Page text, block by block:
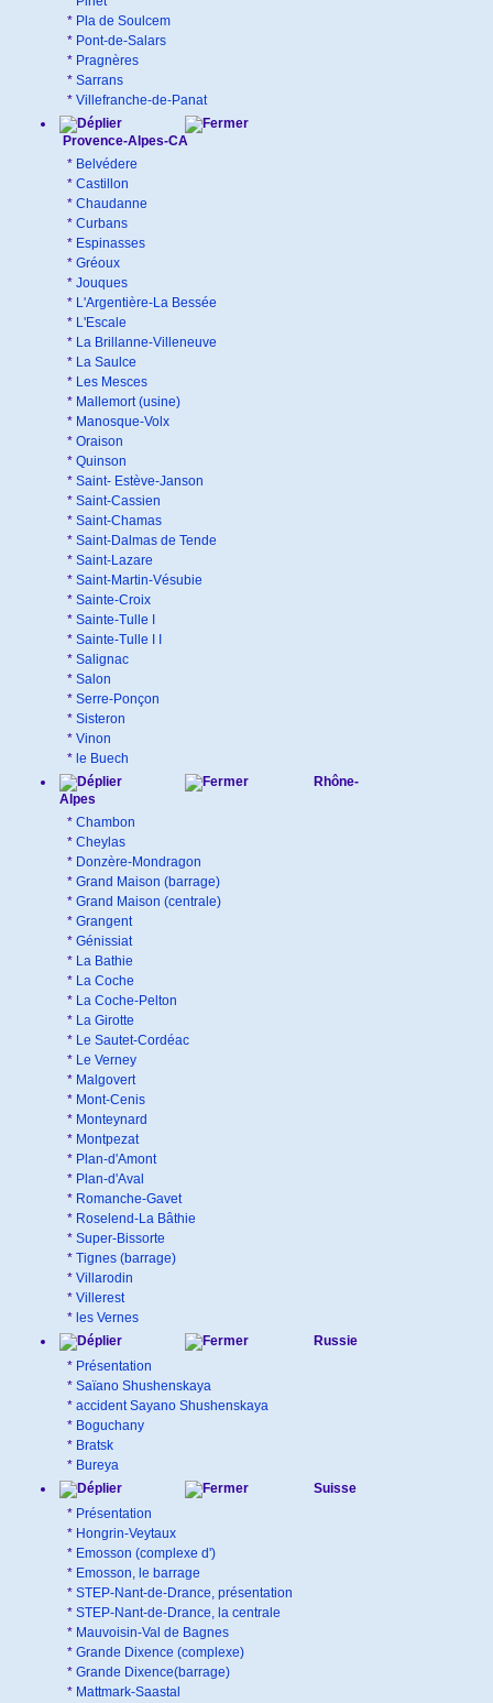
* Pla de Soulcem
* Pont-de-Salars
* Pragnères
* Sarrans
* Villefranche-de-Panat
Provence-Alpes-CA
* Belvédere
* Castillon
* Chaudanne
* Curbans
* Espinasses
* Gréoux
* Jouques
* L'Argentière-La Bessée
* L'Escale
* La Brillanne-Villeneuve
* La Saulce
* Les Mesces
* Mallemort (usine)
* Manosque-Volx
* Oraison
* Quinson
* Saint- Estève-Janson
* Saint-Cassien
* Saint-Chamas
* Saint-Dalmas de Tende
* Saint-Lazare
* Saint-Martin-Vésubie
* Sainte-Croix
* Sainte-Tulle I
* Sainte-Tulle I I
* Salignac
* Salon
* Serre-Ponçon
* Sisteron
* Vinon
* le Buech
Rhône-
Alpes
* Chambon
* Cheylas
* Donzère-Mondragon
* Grand Maison (barrage)
* Grand Maison (centrale)
* Grangent
* Génissiat
* La Bathie
* La Coche
* La Coche-Pelton
* La Girotte
* Le Sautet-Cordéac
* Le Verney
* Malgovert
* Mont-Cenis
* Monteynard
* Montpezat
* Plan-d'Amont
* Plan-d'Aval
* Romanche-Gavet
* Roselend-La Bâthie
* Super-Bissorte
* Tignes (barrage)
* Villarodin
* Villerest
* les Vernes
Russie
* Présentation
* Saïano Shushenskaya
* accident Sayano Shushenskaya
* Boguchany
* Bratsk
* Bureya
Suisse
* Présentation
* Hongrin-Veytaux
* Emosson (complexe d')
* Emosson, le barrage
* STEP-Nant-de-Drance, présentation
* STEP-Nant-de-Drance, la centrale
* Mauvoisin-Val de Bagnes
* Grande Dixence (complexe)
* Grande Dixence(barrage)
* Mattmark-Saastal